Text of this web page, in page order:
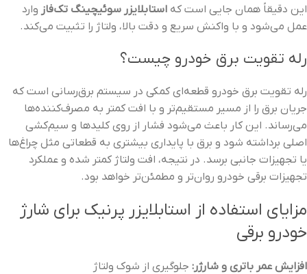
این دقیقاً همان جایی است که استابلایزر سوئیچینگ تک‌فاز وارد
عمل می‌شود و با واکنش سریع و دقت بالا، ولتاژ را تثبیت می‌کند.
رله تقویت برق خودرو چیست؟
رله تقویت برق خودرو قطعه‌ای کمکی در سیستم برق‌رسانی است که
جریان برق را از مسیر مستقیم‌تر و با افت کمتر به مصرف‌کننده‌ها
می‌رساند. این کار باعث می‌شود فشار از روی کلیدها و سیم‌کشی
اصلی برداشته شود و برق با پایداری بیشتری به قطعاتی مثل چراغ‌ها
یا تجهیزات جانبی برسد. در نتیجه، افت ولتاژ کمتر شده و عملکرد
تجهیزات برقی خودرو روان‌تر و مطمئن‌تر خواهد بود.
مزایای استفاده از استابلایزر پرنیک برای شارژ
خودرو برقی
افزایش عمر باتری و شارژر: جلوگیری از شوک ولتاژ